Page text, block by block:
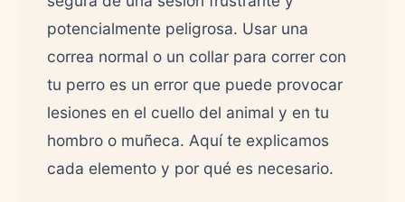
potencialmente peligrosa. Usar una
correa normal o un collar para correr con
tu perro es un error que puede provocar
lesiones en el cuello del animal y en tu
hombro o muñeca. Aquí te explicamos
cada elemento y por qué es necesario.